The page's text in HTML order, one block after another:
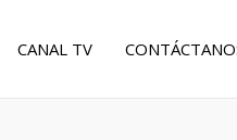
CANAL TV